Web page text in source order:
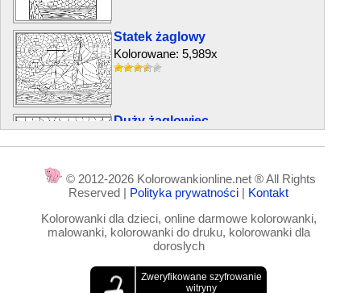
Statek żaglowy
Kolorowane: 5,989x
Duży żaglowiec
Kolorowane: 8,069x
Księżyc nad morzem
© 2012-2026 Kolorowankionline.net ® All Rights
Reserved | Polityka prywatności | Kontakt
Kolorowanki dla dzieci, online darmowe kolorowanki,
malowanki, kolorowanki do druku, kolorowanki dla
doroslych